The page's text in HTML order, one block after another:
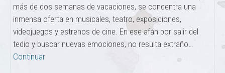
más de dos semanas de vacaciones, se concentra una
inmensa oferta en musicales, teatro, exposiciones,
videojuegos y estrenos de cine. En ese afán por salir del
tedio y buscar nuevas emociones, no resulta extraño…
Continuar